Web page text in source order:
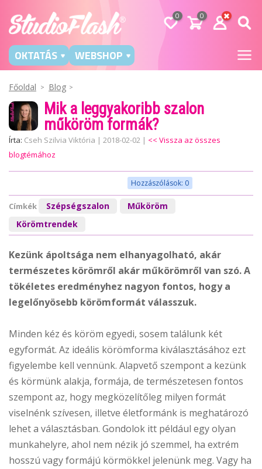
0 0
OKTATÁS WEBSHOP
Főoldal Blog
Mik a leggyakoribb szalon
műköröm formák?
Írta: Cseh Szilvia Viktória | 2018-02-02 | << Vissza az összes
blogtémához
Hozzászólások: 0
Címkék Szépségszalon
Műköröm
Körömtrendek
Kezünk ápoltsága nem elhanyagolható, akár
természetes körömről akár műkörömről van szó. A
tökéletes eredményhez nagyon fontos, hogy a
legelőnyösebb körömformát válasszuk.
Minden kéz és köröm egyedi, sosem találunk két
egyformát. Az ideális körömforma kiválasztásához ezt
figyelembe kell vennünk. Alapvető szempont a kezünk
és körmünk alakja, formája, de természetesen fontos
szempont az, hogy megközelítőleg milyen formát
viselnénk szívesen, illetve életformánk is meghatározó
lehet a választásban. Gondolok itt például egy olyan
munkahelyre, ahol nem nézik jó szemmel, ha extrém
hosszú vagy formájú körmökkel jelenünk meg. Vagy ha